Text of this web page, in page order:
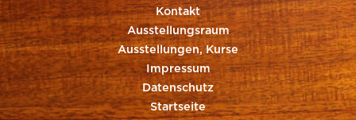
Kontakt
Ausstellungsraum
Ausstellungen, Kurse
Impressum
Datenschutz
Startseite